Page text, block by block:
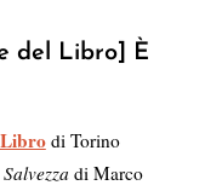
del Libro] È
di Torino
Salvezza di Marco